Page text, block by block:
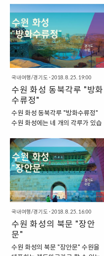
즉 옛날식의 통닭을 판매하는 식당
을 쉽게 찾을 수 있는 곳인지라, "통
닭골목" 혹은 "통닭거리", "치킨골
목"과 같은 다양한 이름으로 불리는
곳이랍니다. "다..
데요. 이러한 수원 화성의 남문인
"팔달문"을 주변으로는 제법 큰 상
권이 형성되어 있는데요. 팔달문 주
변에서는 다양한 시장을 찾아볼 수
있답니다. 이 곳에서는 9개의 다양
한 시장을 찾아볼 수 있는데요. 수원
화성의 남문 주변에 모여있어서 이
시장들을 통틀어서 "남문시장"이라
고 부르기도 한답니다. "수원 남문
시장의 하나인 팔달문 시장" 이번에
는 이 중에서 팔달문 시장을 한 번
둘러보았는데요. 수원 여행을 처음
하던 때, 팔달문 바로 옆에 있는 시
장으로 들어가서 둘러보았던 적이
있답니다. "역사상 유일하게 왕이
직접 만든 시장" 팔달문 시장은 화
성행궁 축조 당시에 정조가 만든 시
장인데요. 역사상 유일하게 "왕..
국내여행/경기도 · 2018. 8. 25. 19:00
수원 화성 동북각루 "방화
수류정"
수원 화성 동북각루 "방화수류정"
수원 화성에는 네 개의 각루가 있습
좋은 곳에 설치하는 시서물로, 성 밖
의 동태를 살피는 역할을 담당하는
일종의 군사시설입니다. 수원 화성
에는 이렇게 4곳의 각루를 모두 직
접 살펴볼 수 있는데요. 네 곳의 각
루 중에서 가장 유명한 곳이 있습니
다. 바로 "동북각루"인 "방화수류
정"이지요. "수원 화성의 동북각루
방화수류정" 수원 화성의 동북각루
는 방화수류정입니다. 다른 각루에
비해서 방화수류정이 더욱더 유명
한 이유는 바로 방화수류정 앞에는
국내여행/경기도 · 2018. 8. 25. 16:00
수원 화성의 북문 "장안
문"
수원 화성의 북문 "장안문" 수원을